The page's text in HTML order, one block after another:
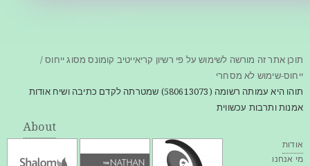
תוכן אתר זה מורשה לשימוש על פי רשיון קריאייטיב קומונס מסוג ייחוס /
ייחוס-שימוש לא מסחרי
תוהו היא עמותה רשומה (580613073) שמטרתה לקדם כתיבה ושיח אודות
אמנות ותרבות עכשווית
About
אודות
מי אנחנו